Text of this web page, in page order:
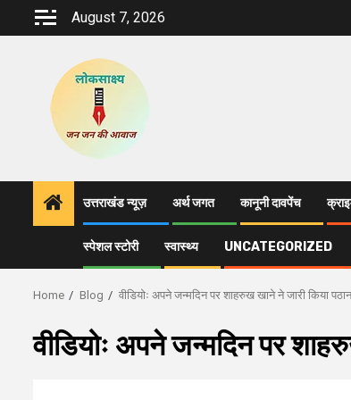
August 7, 2026
उत्तराखंड न्यूज़ अर्थ जगत कानूनी दावपेंच
स्पेशल स्टोरी स्वास्थ्य UNCATEGORIZED
Home Blog वीडियोः अपने जन्मदिन पर शाहरुख खाने ने जारी किया
वीडियोः अपने जन्मदिन पर